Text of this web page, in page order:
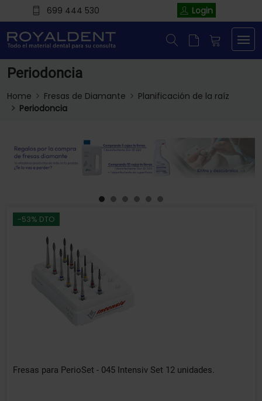
699 444 530 Login
Periodoncia
Home Fresas de Diamante
Planificación de la raíz
Periodoncia
-53% DTO
Fresas para PerioSet - 045 Intensiv Set 12 unidades.